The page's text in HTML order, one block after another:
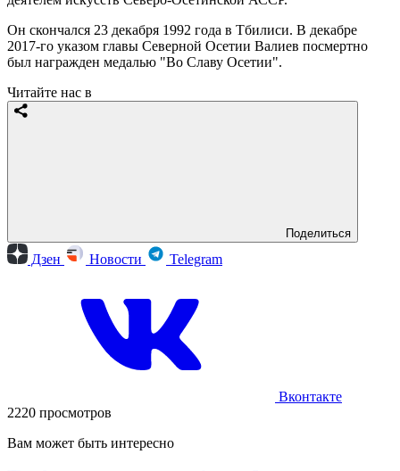
Он скончался 23 декабря 1992 года в Тбилиси. В декабре
2017-го указом главы Северной Осетии Валиев посмертно
был награжден медалью "Во Славу Осетии".
Читайте нас в
Поделиться
Дзен Новости Telegram
Вконтакте
2220 просмотров
Вам может быть интересно